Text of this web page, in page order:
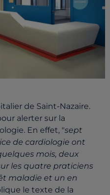
de Saint-Nazaire.
alerter sur la
En effet, "sept
de cardiologie ont
mois, deux
les quatre praticiens
maladie et un en
le texte de la